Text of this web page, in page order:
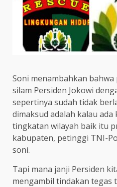
Soni menambahkan
silam Persiden Jokowi
sepertinya sudah tidak
dimaksud adalah kalau
tingkatan wilayah baik itu
kabupaten, petinggi TNI-
soni.
Tapi mana janji Persiden
mengambil tindakan